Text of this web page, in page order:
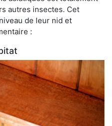
autres insectes. Cet
de leur nid et
: